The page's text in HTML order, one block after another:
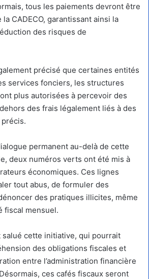
tous les paiements devront être
CADECO, garantissant ainsi la
des risques de
précisé que certaines entités
services fonciers, les structures
plus autorisées à percevoir des
des frais légalement liés à des
permanent au-delà de cette
deux numéros verts ont été mis à
économiques. Ces lignes
tout abus, de formuler des
des pratiques illicites, même
fiscal mensuel.
salué cette initiative, qui pourrait
des obligations fiscales et
entre l’administration financière
ces cafés fiscaux seront